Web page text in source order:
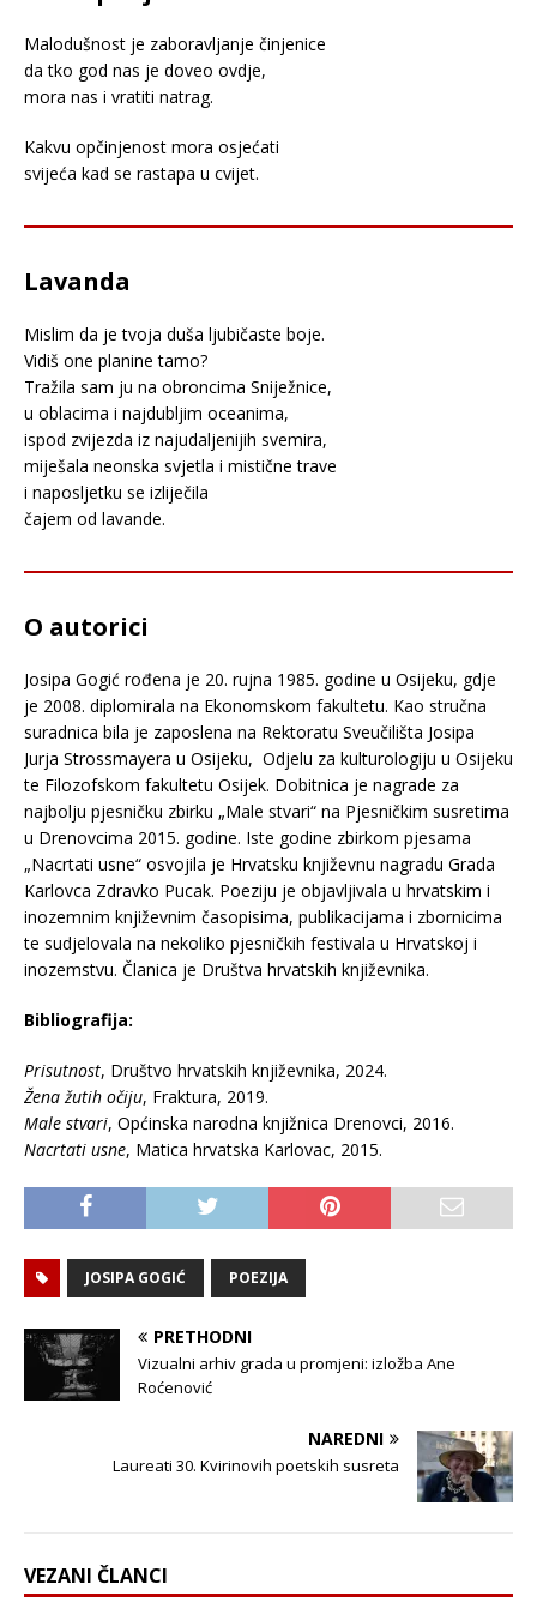
Malodušnost je zaboravljanje činjenice
da tko god nas je doveo ovdje,
mora nas i vratiti natrag.
Kakvu opčinjenost mora osjećati
svijeća kad se rastapa u cvijet.
Lavanda
Mislim da je tvoja duša ljubičaste boje.
Vidiš one planine tamo?
Tražila sam ju na obroncima Sniježnice,
u oblacima i najdubljim oceanima,
ispod zvijezda iz najudaljenijih svemira,
miješala neonska svjetla i mistične trave
i naposljetku se izliječila
čajem od lavande.
O autorici
Josipa Gogić rođena je 20. rujna 1985. godine u Osijeku, gdje
je 2008. diplomirala na Ekonomskom fakultetu. Kao stručna
suradnica bila je zaposlena na Rektoratu Sveučilišta Josipa
Jurja Strossmayera u Osijeku, Odjelu za kulturologiju u Osijeku
te Filozofskom fakultetu Osijek. Dobitnica je nagrade za
najbolju pjesničku zbirku „Male stvari“ na Pjesničkim susretima
u Drenovcima 2015. godine. Iste godine zbirkom pjesama
„Nacrtati usne“ osvojila je Hrvatsku književnu nagradu Grada
Karlovca Zdravko Pucak. Poeziju je objavljivala u hrvatskim i
inozemnim književnim časopisima, publikacijama i zbornicima
te sudjelovala na nekoliko pjesničkih festivala u Hrvatskoj i
inozemstvu. Članica je Društva hrvatskih književnika.
Bibliografija:
Prisutnost, Društvo hrvatskih književnika, 2024.
Žena žutih očiju, Fraktura, 2019.
Male stvari, Općinska narodna knjižnica Drenovci, 2016.
Nacrtati usne, Matica hrvatska Karlovac, 2015.
JOSIPA GOGIĆ POEZIJA
PRETHODNI
Vizualni arhiv grada u promjeni: izložba Ane
Roćenović
NAREDNI
Laureati 30. Kvirinovih poetskih susreta
VEZANI ČLANCI